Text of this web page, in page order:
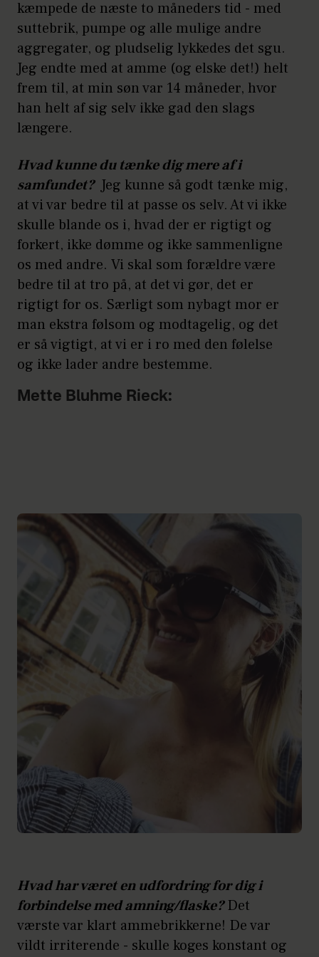
kæmpede de næste to måneders tid - med
suttebrik, pumpe og alle mulige andre
aggregater, og pludselig lykkedes det sgu.
Jeg endte med at amme (og elske det!) helt
frem til, at min søn var 14 måneder, hvor
han helt af sig selv ikke gad den slags
længere.
Hvad kunne du tænke dig mere af i
samfundet? Jeg kunne så godt tænke mig,
at vi var bedre til at passe os selv. At vi ikke
skulle blande os i, hvad der er rigtigt og
forkert, ikke dømme og ikke sammenligne
os med andre. Vi skal som forældre være
bedre til at tro på, at det vi gør, det er
rigtigt for os. Særligt som nybagt mor er
man ekstra følsom og modtagelig, og det
er så vigtigt, at vi er i ro med den følelse
og ikke lader andre bestemme.
Mette Bluhme Rieck:
Hvad har været en udfordring for dig i
forbindelse med amning/flaske?Det
værste var klart ammebrikkerne! De var
vildt irriterende - skulle koges konstant og